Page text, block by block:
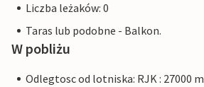
Liczba leżaków: 0
Taras lub podobne - Balkon.
W pobliżu
Odlegtosc od lotniska: RJK : 27000 m